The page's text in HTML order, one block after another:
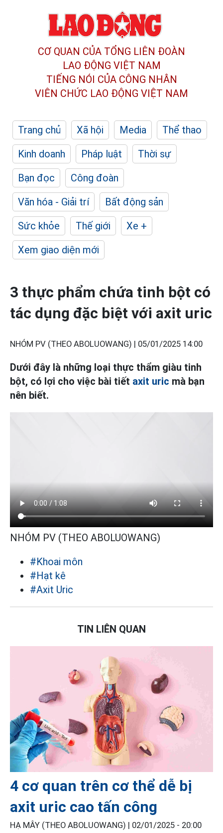
CƠ QUAN CỦA TỔNG LIÊN ĐOÀN
LAO ĐỘNG VIỆT NAM
TIẾNG NÓI CỦA CÔNG NHÂN
VIÊN CHỨC LAO ĐỘNG VIỆT NAM
Trang chủ Xã hội Media
Thể thao
Kinh doanh
Pháp luật
Thời sự
Bạn đọc
Công đoàn
Văn hóa - Giải trí
Bất động sản
Sức khỏe
Thế giới
Xe +
Xem giao diện mới
3 thực phẩm chứa tinh bột có
tác dụng đặc biệt với axit uric
NHÓM PV (THEO ABOLUOWANG) | 05/01/2025 14:00
Dưới đây là những loại thực thẩm giàu tinh
bột, có lợi cho việc bài tiết axit uric mà bạn
nên biết.
NHÓM PV (THEO ABOLUOWANG)
#Khoai môn
#Hạt kê
#Axit Uric
TIN LIÊN QUAN
4 cơ quan trên cơ thể dễ bị
axit uric cao tấn công
HẠ MÂY (THEO ABOLUOWANG) | 02/01/2025 - 20:00